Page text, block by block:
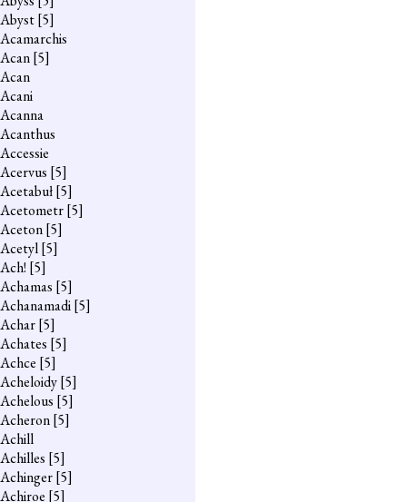
Abyst[5]
Acamarchis
Acan[5]
Acan
Acani
Acanna
Acanthus
Accessie
Acervus [5]
Acetabuł[5]
Acetometr[5]
Aceton[5]
Acetyl[5]
Ach! [5]
Achamas [5]
Achanamadi[5]
Achar[5]
Achates [5]
Achce [5]
Acheloidy[5]
Achelous [5]
Acheron[5]
Achill
Achilles [5]
Achinger[5]
Achiroe [5]